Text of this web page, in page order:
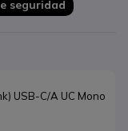
seguridad
USB-C/A UC Mono